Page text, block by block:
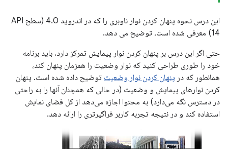
این درس نحوه پنهان کردن نوار ناوبری را که در اندروید 4.0 (سطح API
14) معرفی شده است، توضیح می دهد.
حتی اگر این درس بر پنهان کردن نوار پیمایش تمرکز دارد، باید برنامه
خود را طوری طراحی کنید که نوار وضعیت را همزمان پنهان کند،
همانطور که در پنهان کردن نوار وضعیت توضیح داده شده است. پنهان
کردن نوارهای پیمایش و وضعیت (در حالی که همچنان آنها را به راحتی
در دسترس نگه می‌دارد) به محتوا اجازه می‌دهد از کل فضای نمایش
استفاده کند و در نتیجه تجربه کاربر فراگیرتری را ارائه دهد.